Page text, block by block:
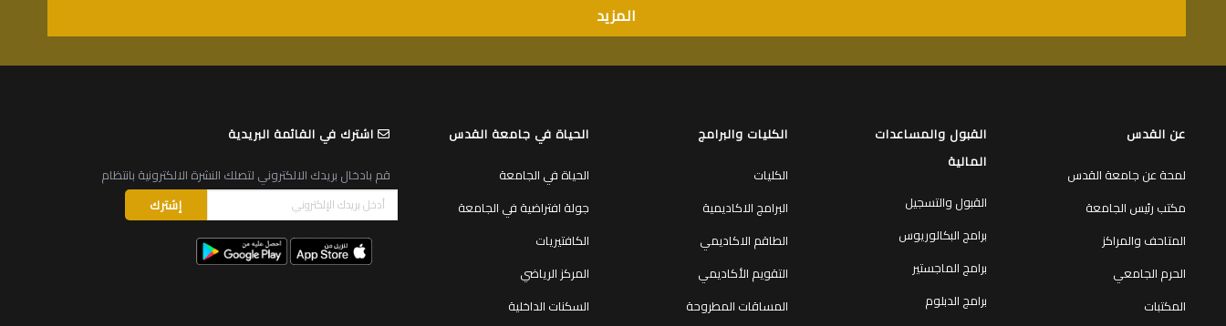
المزيد
عن القدس
لمحة عن جامعة القدس
مكتب رئيس الجامعة
المتاحف والمراكز
الحرم الجامعي
المكتبات
القبول والمساعدات
المالية
القبول والتسجيل
برامج البكالوريوس
برامج الماجستير
برامج الدبلوم
الكليات والبرامج
الكليات
البرامج الاكاديمية
الطاقم الاكاديمي
التقويم الأكاديمي
المساقات المطروحة
الحياة في جامعة القدس
الحياة في الجامعة
جولة افتراضية في الجامعة
الكافتيريات
المركز الرياضي
السكنات الداخلية
اشترك في القائمة البريدية
قم بادخال بريدك الالكتروني لتصلك النشرة الالكترونية بانتظام